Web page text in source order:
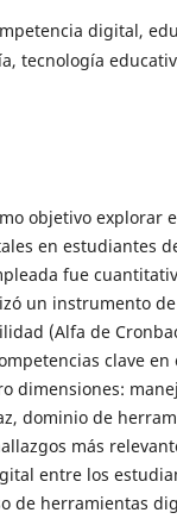
digital,
tecnología
objetivo explorar
en estudiantes
fue
un instrumento
(Alfa de
clave
dimensiones:
dominio de
más
entre los
de herramientas